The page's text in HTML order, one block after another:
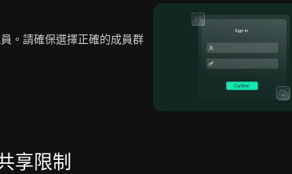
。請確保選擇正確的成員群
享限制